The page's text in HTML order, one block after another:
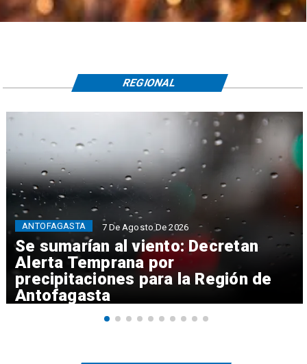
Se sumarían al viento: Decretan
Alerta Temprana por
precipitaciones para la Región de
Antofagasta
ANTOFAGASTA 7 De Agosto De 2026
REGIONAL